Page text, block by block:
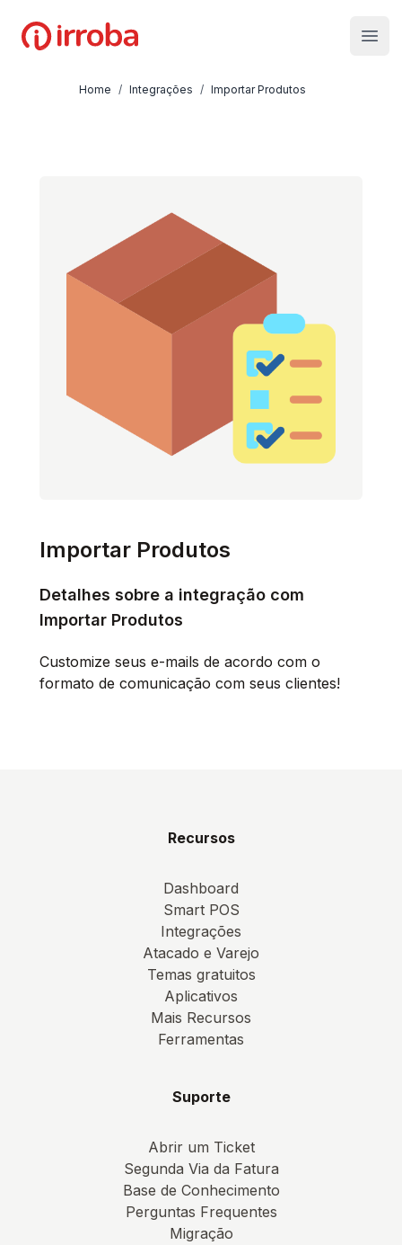
Irroba
Home / Integrações / Importar Produtos
Importar Produtos
Detalhes sobre a integração com
Importar Produtos
Customize seus e-mails de acordo com o
formato de comunicação com seus clientes!
Recursos
Dashboard
Smart POS
Integrações
Atacado e Varejo
Temas gratuitos
Aplicativos
Mais Recursos
Ferramentas
Suporte
Abrir um Ticket
Segunda Via da Fatura
Base de Conhecimento
Perguntas Frequentes
Migração